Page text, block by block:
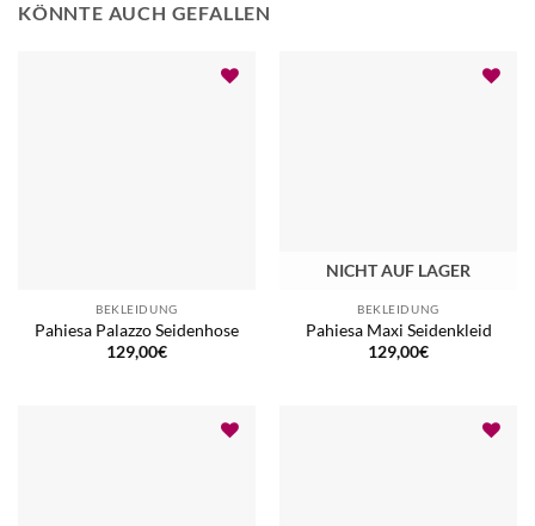
KÖNNTE AUCH GEFALLEN
BEKLEIDUNG
Pahiesa Palazzo Seidenhose
129,00€
NICHT AUF LAGER
BEKLEIDUNG
Pahiesa Maxi Seidenkleid
129,00€